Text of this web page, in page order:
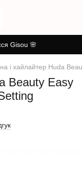
Gisou 🌸
і хайлайтер Huda
Beauty Easy